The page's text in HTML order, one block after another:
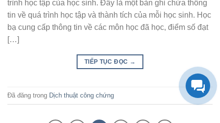
trình học tập của học sinh. Đây là một bản ghi chứa thông
tin về quá trình học tập và thành tích của mỗi học sinh. Học
bạ cung cấp thông tin về các môn học đã học, điểm số đạt
[…]
TIẾP TỤC ĐỌC →
Đã đăng trong Dịch thuật công chứng